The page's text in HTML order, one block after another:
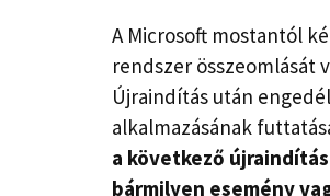
A Microsoft mostantól
rendszer összeomlását
Újraindítás után
alkalmazásának
a következő
bármilyen esemény